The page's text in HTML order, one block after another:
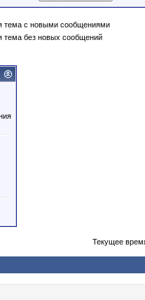
тема с новыми сообщениями
тема без новых сообщений
Текущее